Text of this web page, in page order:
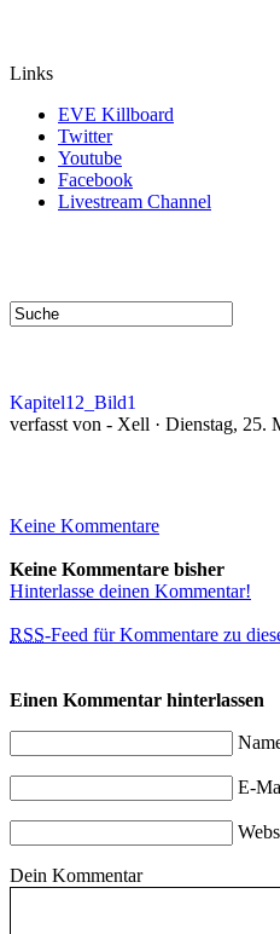
Links
EVE Killboard
Twitter
Youtube
Facebook
Livestream Channel
Kapitel12_Bild1
verfasst von - Xell · Dienstag, 25.
Keine Kommentare
Keine Kommentare bisher
Hinterlasse deinen Kommentar!
RSS-Feed für Kommentare zu
Einen Kommentar hinterlassen
E-
Dein Kommentar